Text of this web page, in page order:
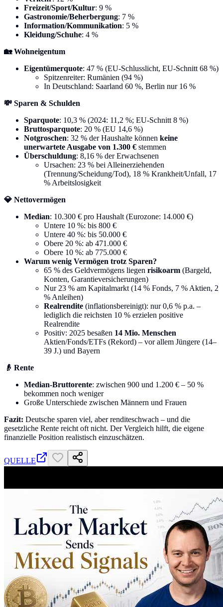
Freizeit/Sport/Kultur: 9 %
Gastronomie/Beherbergung: 7 %
Information/Kommunikation: 5 %
Kleidung/Schuhe: 4 %
🏡 Wohneigentum
Eigentümerquote: 47 % (EU-Schlusslicht, EU-Schnitt 68 %)
Spitzenreiter: Rumänien (94 %)
In Deutschland: Saarland 60 %, Berlin nur 16 %
💸 Sparen & Schulden
Sparquote: 10,3 % (2024: 11,2 %; EU-Schnitt 8 %)
Bruttosparquote: 20 % (EU 14,6 %)
Notgroschen: 32 % der Haushalte können keine
unerwartete Ausgabe von 1.300 € stemmen
Überschuldung: 8,16 % der Erwachsenen
Ursachen: 23 % bei Alleinerziehenden
(Trennung/Scheidung/Tod), 18 % Krankheit/Unfall, 17
% Arbeitslosigkeit
💎 Nettovermögen
Median: 10.300 € pro Haushalt (Eurozone: 14.000 €)
Untere 10 %: bis 800 €
Untere 40 %: bis 50.000 €
Obere 20 %: ab 471.000 €
Obere 10 %: ab 775.000 €
Warum wenig Vermögen trotz Sparen?
65 % des Geldvermögens liegen risikoarm (Bargeld,
Konten, Garantieversicherungen)
Nur 23 % am Kapitalmarkt (14 % Fonds, 7 % Aktien, 2
% Anleihen)
Realrendite (inflationsbereinigt): nur 0,6 % p.a. –
lediglich die reichsten 10 % erzielen positive
Realrendite
Positiv: 2025 besaßen 14 Mio. Menschen
Aktien/Fonds/ETFs (Rekord) – vor allem Jüngere (14–
39 J.) und Bayern
👴 Rente
Median-Bruttorente: zwischen 900 und 1.200 € – 50 %
bekommen noch weniger
Große Unterschiede zwischen Männern und Frauen
Fazit: Deutsche sparen viel, aber renditeschwach – und die
gesetzliche Rente reicht oft nicht. Der Vergleich hilft, die eigene
finanzielle Position realistisch einzuschätzen.
QUELLE